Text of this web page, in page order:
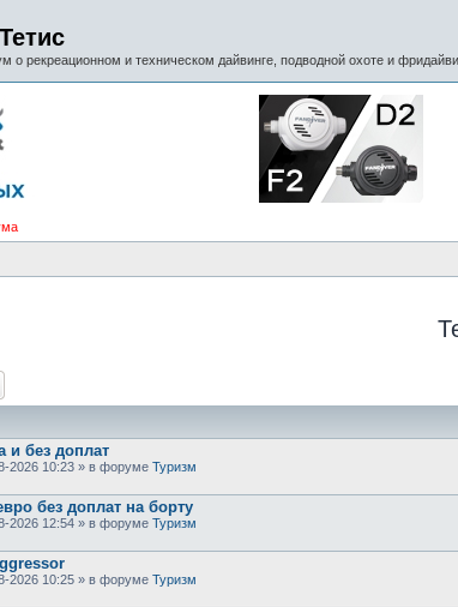
о рекреационном и техническом дайвинге, подводной охоте и
и без доплат
2026 10:23 » в форуме Туризм
без доплат на борту
2026 12:54 » в форуме Туризм
2026 10:25 » в форуме Туризм